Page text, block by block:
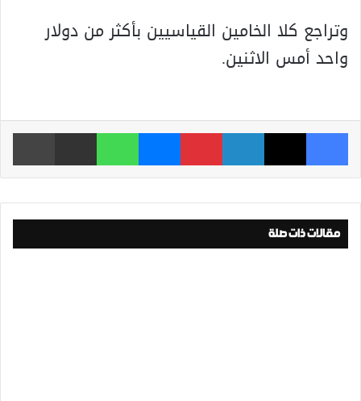
وتراجع كلا الخامين القياسيين بأكثر من دولار
واحد أمس الاثنين.
فيسبوك ‫X لينكدإن بينتيريست ماسنجر واتساب مشاركة عبر البريد
مقالات ذات صلة